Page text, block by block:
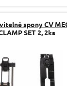
spony CV
SET 2, 2ks